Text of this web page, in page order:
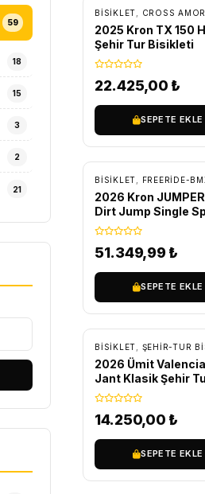
59
18
15
3
2
21
BİSİKLET CROSS AMORTISÖRLÜ
2025 Kron TX 150
Şehir Tur Bisikleti
22.425,00 ₺
SEPETE EKLE
BİSİKLET FREERIDE-BMX
2026 Kron
Dirt Jump Single
Bisiklet C-Polish
51.349,99₺
SEPETE EKLE
BİSİKLET ŞEHIR-TUR
2026 Ümit
Jant Klasik Şehir
Bisikleti Antrasit/
14.250,00 ₺
SEPETE EKLE